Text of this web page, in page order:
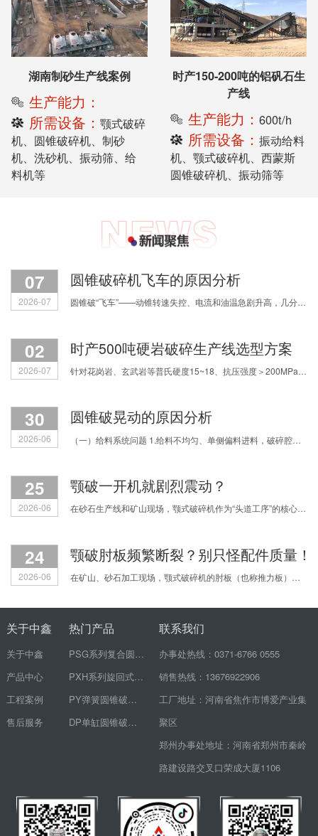
湖南制砂生产线案例
生产能力：
所需设备：颚式破碎
机、圆锥破碎机、制砂
机、洗砂机、振动筛、给
料机等
时产150-200吨的铝矾石生
产线
生产能力：600t/h
所需设备：振动给料
机、颚式破碎机、西蒙斯
圆锥破碎机、振动筛等
07
2026-07
圆锥破碎机飞车的原因分析
圆锥破“飞车”——动锥转速失控、电流和油温急剧升高，几分钟内铜套烧毁，甚至主轴断裂。原因主要有四类，我们逐一拆解。 第一，润滑系统失效。缺油或油质劣
02
2026-07
时产500吨硬岩破碎生产线选型方案
针对花岗岩、玄武岩等普氏硬度15~18、抗压强度＞200MPa的超硬物料，如何科学配置破碎流程？焦作中鑫结合多年实战经验，为您拆解三种主流选型思路，助您实现产能、粒形与运营成本的精
30
2026-06
圆锥破晃动的原因分析
（一）给料系统问题 1.给料不均匀、单侧偏料进料，破碎腔受力失衡，直接引发整机振动跳动； 2.物料中混入铁块等不可破碎杂物，或是进料粒度过大，设备负载骤增产生剧烈振动； 3.进料细料占
25
2026-06
颚破一开机就剧烈震动？
在砂石生产线和矿山现场，颚式破碎机作为“头道工序”的核心设备，一旦出现剧烈震动、机身发抖，不仅影响满负荷生产，更让人揪心会不会震坏设备、引发安全事故。很多机修
24
2026-06
颚破肘板频繁断裂？别只怪配件质量！
在矿山、砂石加工现场，颚式破碎机的肘板（也称推力板）频繁断裂，是让无数生产老板和机修师傅头疼的顽疾。刚换的新肘板没几天又裂了，配件费用心疼不说，设备一停机，整个生产线都得
关于中鑫
关于中鑫
产品中心
工程案例
售后服务
热门产品
PSG系列复合圆锥破碎机
PXH系列旋回式破碎机
PY弹簧圆锥破碎机
DP单缸圆锥破碎机
联系我们
办事处热线：0371-6766 0555
销售热线：13676922906
工厂地址：河南省焦作市博爱产业集
聚区
郑州办事处地址：河南省郑州市秦岭
路建设路交叉口荣成大厦1106